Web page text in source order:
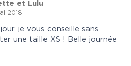
et Lulu –
2018
je vous conseille sans
une taille XS ! Belle journée